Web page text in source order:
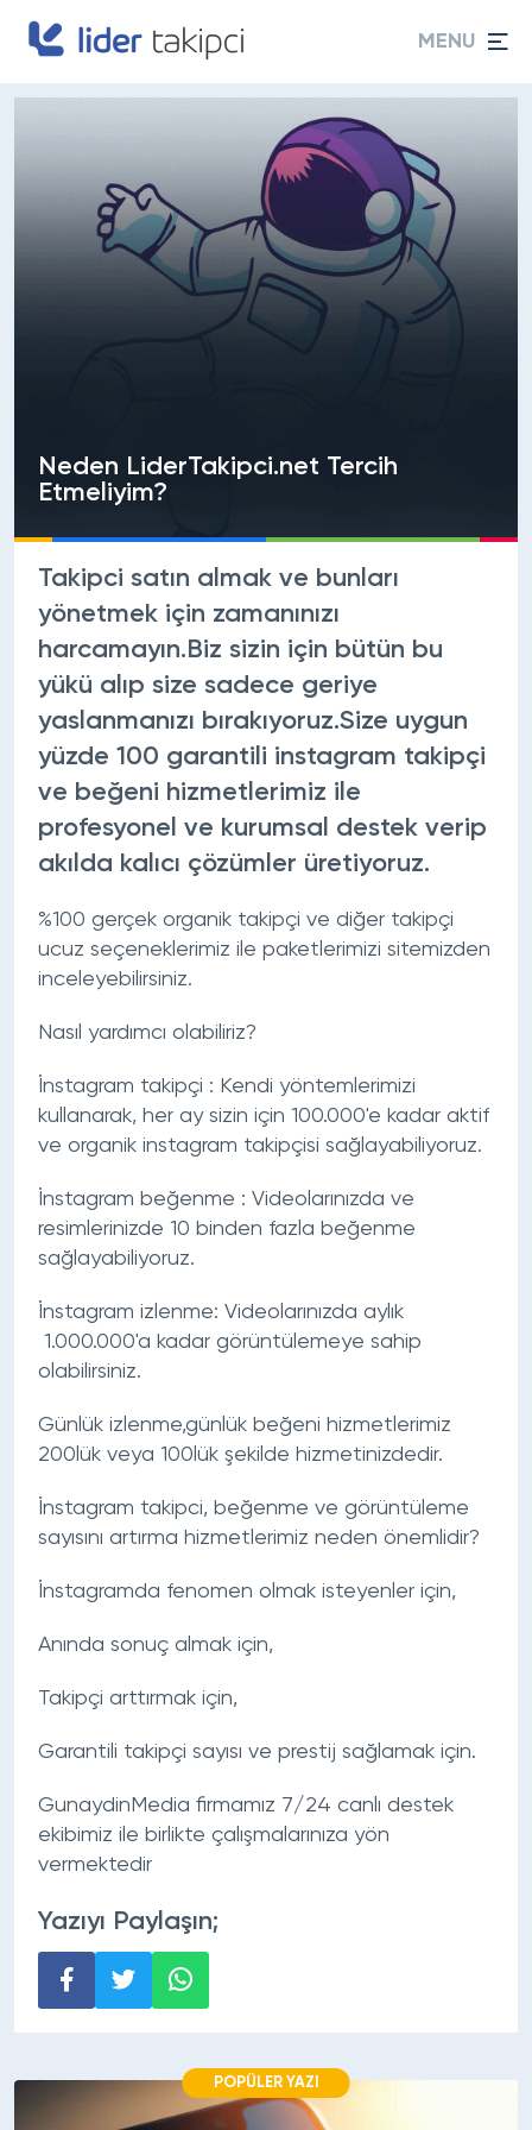
MENU
Neden LiderTakipci.net Tercih
Etmeliyim?
Takipci satın almak ve bunları
yönetmek için zamanınızı
harcamayın.Biz sizin için bütün bu
yükü alıp size sadece geriye
yaslanmanızı bırakıyoruz.Size uygun
yüzde 100 garantili instagram takipçi
ve beğeni hizmetlerimiz ile
profesyonel ve kurumsal destek verip
akılda kalıcı çözümler üretiyoruz.
%100 gerçek organik takipçi ve diğer takipçi
ucuz seçeneklerimiz ile paketlerimizi sitemizden
inceleyebilirsiniz.
Nasıl yardımcı olabiliriz?
İnstagram takipçi : Kendi yöntemlerimizi
kullanarak, her ay sizin için 100.000'e kadar aktif
ve organik instagram takipçisi sağlayabiliyoruz.
İnstagram beğenme : Videolarınızda ve
resimlerinizde 10 binden fazla beğenme
sağlayabiliyoruz.
İnstagram izlenme: Videolarınızda aylık
1.000.000'a kadar görüntülemeye sahip
olabilirsiniz.
Günlük izlenme,günlük beğeni hizmetlerimiz
200lük veya 100lük şekilde hizmetinizdedir.
İnstagram takipci, beğenme ve görüntüleme
sayısını artırma hizmetlerimiz neden önemlidir?
İnstagramda fenomen olmak isteyenler için,
Anında sonuç almak için,
Takipçi arttırmak için,
Garantili takipçi sayısı ve prestij sağlamak için.
GunaydinMedia firmamız 7/24 canlı destek
ekibimiz ile birlikte çalışmalarınıza yön
vermektedir
Yazıyı Paylaşın;
POPÜLER YAZI